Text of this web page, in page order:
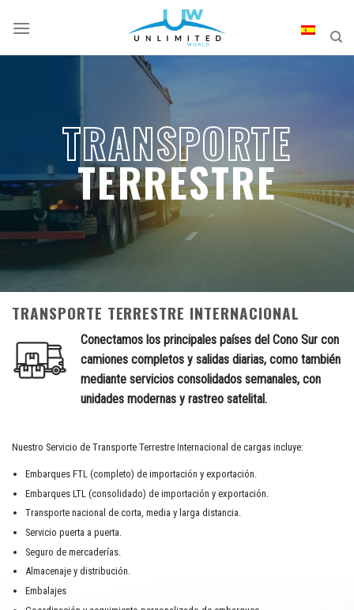
TRANSPORTE
TERRESTRE
TRANSPORTE TERRESTRE INTERNACIONAL
Conectamos los principales países del Cono Sur con
camiones completos y salidas diarias, como también
mediante servicios consolidados semanales, con
unidades modernas y rastreo satelital.
Nuestro Servicio de Transporte Terrestre Internacional de cargas incluye:
Embarques FTL (completo) de importación y exportación.
Embarques LTL (consolidado) de importación y exportación.
Transporte nacional de corta, media y larga distancia.
Servicio puerta a puerta.
Seguro de mercaderías.
Almacenaje y distribución.
Embalajes